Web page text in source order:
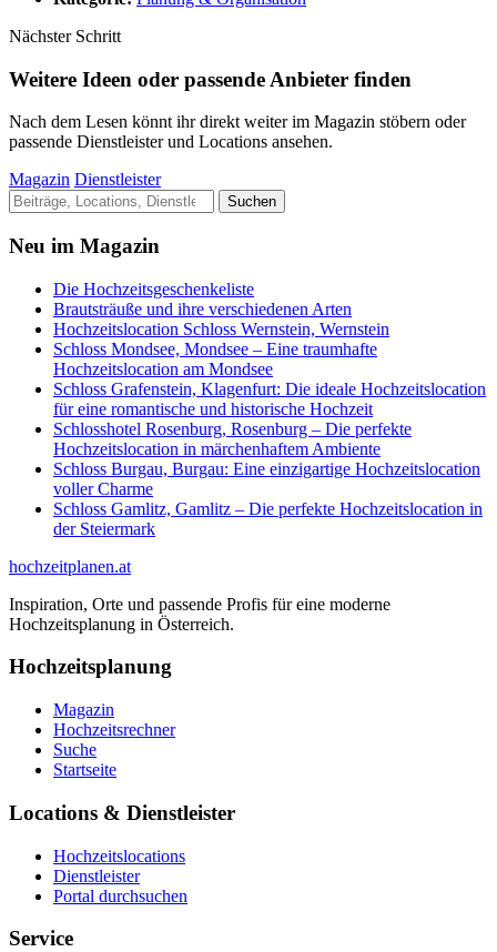
Nächster Schritt
Weitere Ideen oder passende Anbieter finden
Nach dem Lesen könnt ihr direkt weiter im Magazin stöbern oder
passende Dienstleister und Locations ansehen.
Magazin Dienstleister
Suche
nach:
Suchen
Neu im Magazin
Die Hochzeitsgeschenkeliste
Brautsträuße und ihre verschiedenen Arten
Hochzeitslocation Schloss Wernstein, Wernstein
Schloss Mondsee, Mondsee – Eine traumhafte
Hochzeitslocation am Mondsee
Schloss Grafenstein, Klagenfurt: Die ideale Hochzeitslocation
für eine romantische und historische Hochzeit
Schlosshotel Rosenburg, Rosenburg – Die perfekte
Hochzeitslocation in märchenhaftem Ambiente
Schloss Burgau, Burgau: Eine einzigartige Hochzeitslocation
voller Charme
Schloss Gamlitz, Gamlitz – Die perfekte Hochzeitslocation in
der Steiermark
hochzeitplanen.at
Inspiration, Orte und passende Profis für eine moderne
Hochzeitsplanung in Österreich.
Hochzeitsplanung
Magazin
Hochzeitsrechner
Suche
Startseite
Locations & Dienstleister
Hochzeitslocations
Dienstleister
Portal durchsuchen
Service